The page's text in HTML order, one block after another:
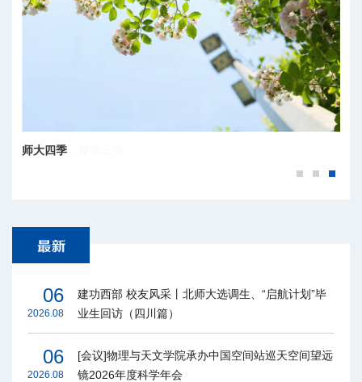
百廿京师，樱花正盛
06
2026.08
建功西部 校友风采丨北师大选调生、“启航计划”毕
业生回访（四川篇）
06
2026.08
[会议]物理与天文学院承办中国空间站巡天空间望远
镜2026年度科学年会